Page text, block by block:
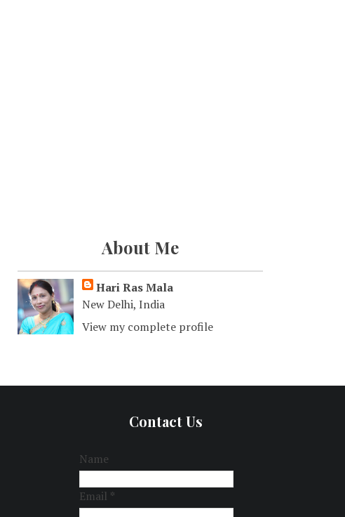
About Me
Hari Ras Mala
New Delhi, India
View my complete profile
Contact Us
Name
Email *